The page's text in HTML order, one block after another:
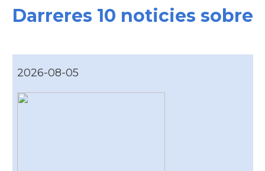
Darreres 10 noticies sobre
2026-08-05